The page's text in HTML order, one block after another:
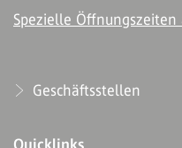
Spezielle
Geschäftsstellen
Quicklinks